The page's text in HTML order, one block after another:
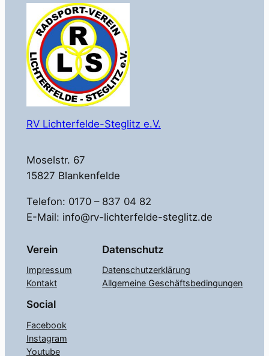
RV Lichterfelde-Steglitz e.V.
Moselstr. 67
15827 Blankenfelde
Telefon: 0170 – 837 04 82
E-Mail: info@rv-lichterfelde-steglitz.de
Verein
Impressum
Kontakt
Datenschutz
Datenschutzerklärung
Allgemeine Geschäftsbedingungen
Social
Facebook
Instagram
Youtube